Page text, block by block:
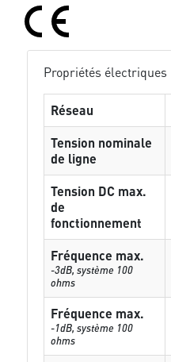
Propriétés électriques
Réseau
Tension nominale
de ligne
Tension DC max.
de
fonctionnement
Fréquence max.
-3dB, système 100
ohms
Fréquence max.
-1dB, système 100
ohms